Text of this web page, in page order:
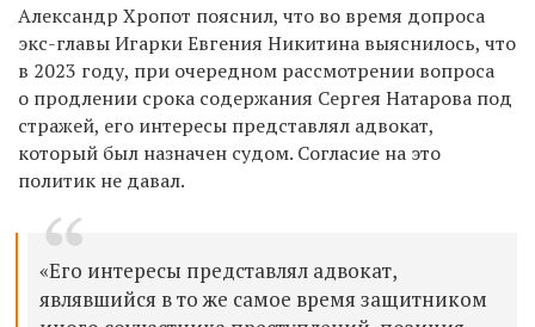
Александр Хропот пояснил, что во время допроса
экс-главы Игарки Евгения Никитина выяснилось, что
в 2023 году, при очередном рассмотрении вопроса
о продлении срока содержания Сергея Натарова под
стражей, его интересы представлял адвокат,
который был назначен судом. Согласие на это
политик не давал.
«Его интересы представлял адвокат,
являвшийся в то же самое время защитником